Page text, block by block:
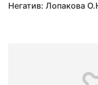
Негатив: Лопакова